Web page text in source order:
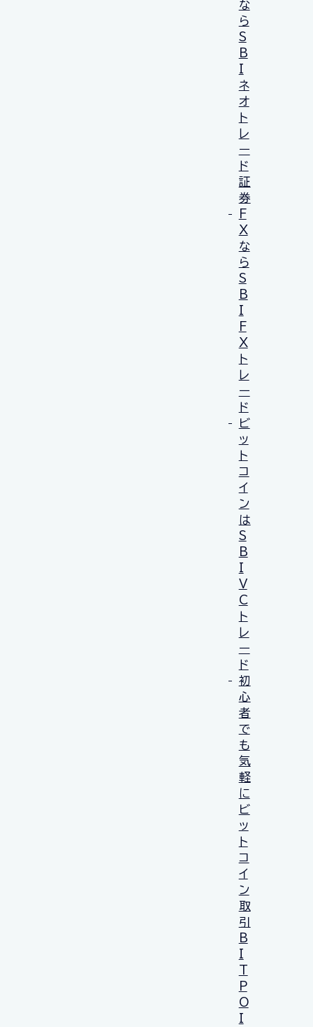
な
ら
S
B
I
ネ
オ
ト
レ
ー
ド
証
券
F
X
な
ら
S
B
I
F
X
ト
レ
ー
ド
ビ
ッ
ト
コ
イ
ン
は
S
B
I
V
C
ト
レ
ー
ド
初
心
者
で
も
気
軽
に
ビ
ッ
ト
コ
イ
ン
取
引
B
I
T
P
O
I